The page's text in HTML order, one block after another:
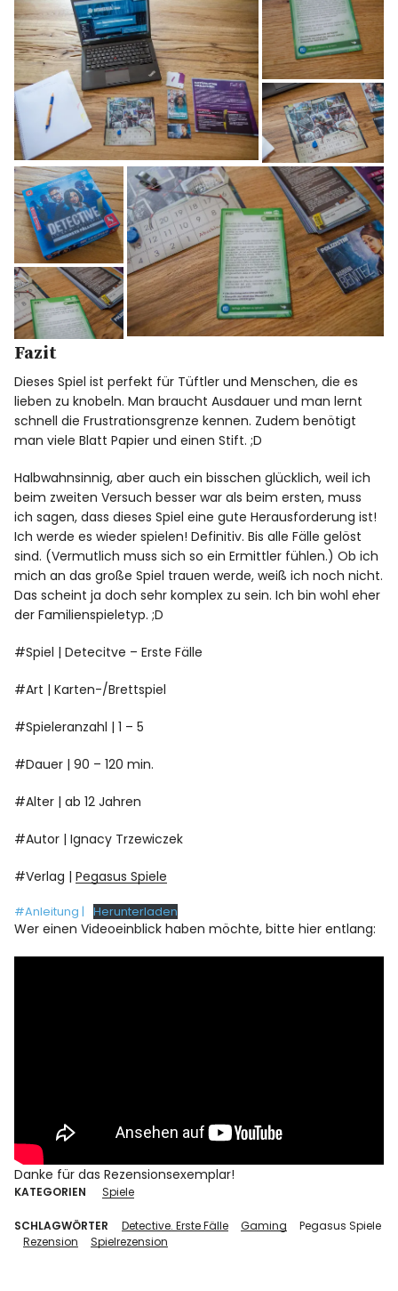
Fazit
Dieses Spiel ist perfekt für Tüftler und Menschen, die es
lieben zu knobeln. Man braucht Ausdauer und man lernt
schnell die Frustrationsgrenze kennen. Zudem benötigt
man viele Blatt Papier und einen Stift. ;D
Halbwahnsinnig, aber auch ein bisschen glücklich, weil ich
beim zweiten Versuch besser war als beim ersten, muss
ich sagen, dass dieses Spiel eine gute Herausforderung ist!
Ich werde es wieder spielen! Definitiv. Bis alle Fälle gelöst
sind. (Vermutlich muss sich so ein Ermittler fühlen.) Ob ich
mich an das große Spiel trauen werde, weiß ich noch nicht.
Das scheint ja doch sehr komplex zu sein. Ich bin wohl eher
der Familienspieletyp. ;D
#Spiel | Detecitve – Erste Fälle
#Art | Karten-/Brettspiel
#Spieleranzahl | 1 – 5
#Dauer | 90 – 120 min.
#Alter | ab 12 Jahren
#Autor | Ignacy Trzewiczek
#Verlag |Pegasus Spiele
#Anleitung | Herunterladen
Wer einen Videoeinblick haben möchte, bitte hier entlang:
Danke für das Rezensionsexemplar!
KATEGORIEN Spiele
SCHLAGWÖRTER Detective. Erste Fälle Gaming
Pegasus Spiele
Rezension
Spielrezension